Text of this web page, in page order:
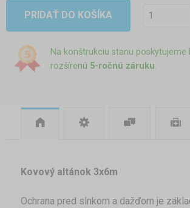
PRIDAŤ DO KOŠÍKA
Na konštrukciu stanu poskytujeme
rozšírenú 5-ročnú záruku.
Kovový altánok 3x6m
Ochrana pred slnkom a dažďom je